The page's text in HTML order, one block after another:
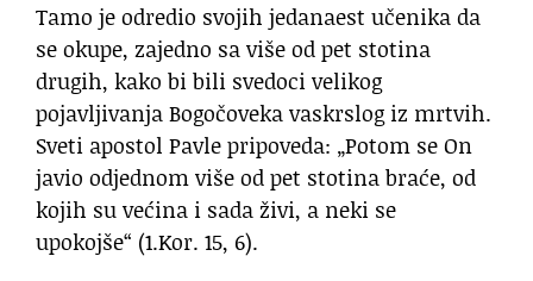
Tamo je odredio svojih jedanaest učenika da
se okupe, zajedno sa više od pet stotina
drugih, kako bi bili svedoci velikog
pojavljivanja Bogočoveka vaskrslog iz mrtvih.
Sveti apostol Pavle pripoveda: „Potom se On
javio odjednom više od pet stotina braće, od
kojih su većina i sada živi, a neki se
upokojše“ (1.Kor. 15, 6).